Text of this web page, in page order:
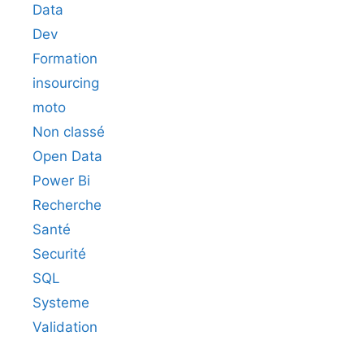
Data
Dev
Formation
insourcing
moto
Non classé
Open Data
Power Bi
Recherche
Santé
Securité
SQL
Systeme
Validation